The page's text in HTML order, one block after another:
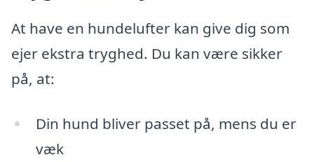
At have en hundelufter kan give dig som
ejer ekstra tryghed. Du kan være sikker
på, at:
Din hund bliver passet på, mens du er
væk